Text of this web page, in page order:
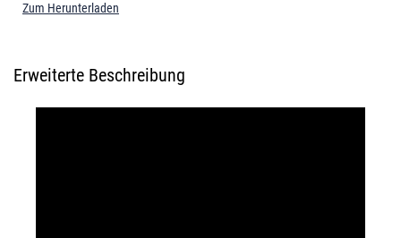
Zum Herunterladen
Erweiterte Beschreibung